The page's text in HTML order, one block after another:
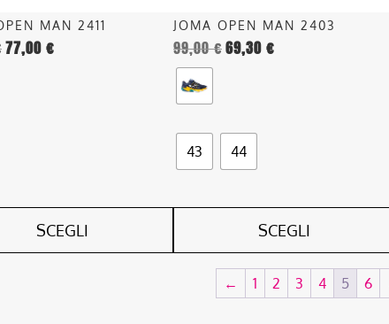
MAN 2411
77,00€
SCEGLI
JOMA OPEN MAN 2403
99,00€69,30€
43 44
SCEGLI
pagina
del
prodotto
← 1 2 3 4 5 6